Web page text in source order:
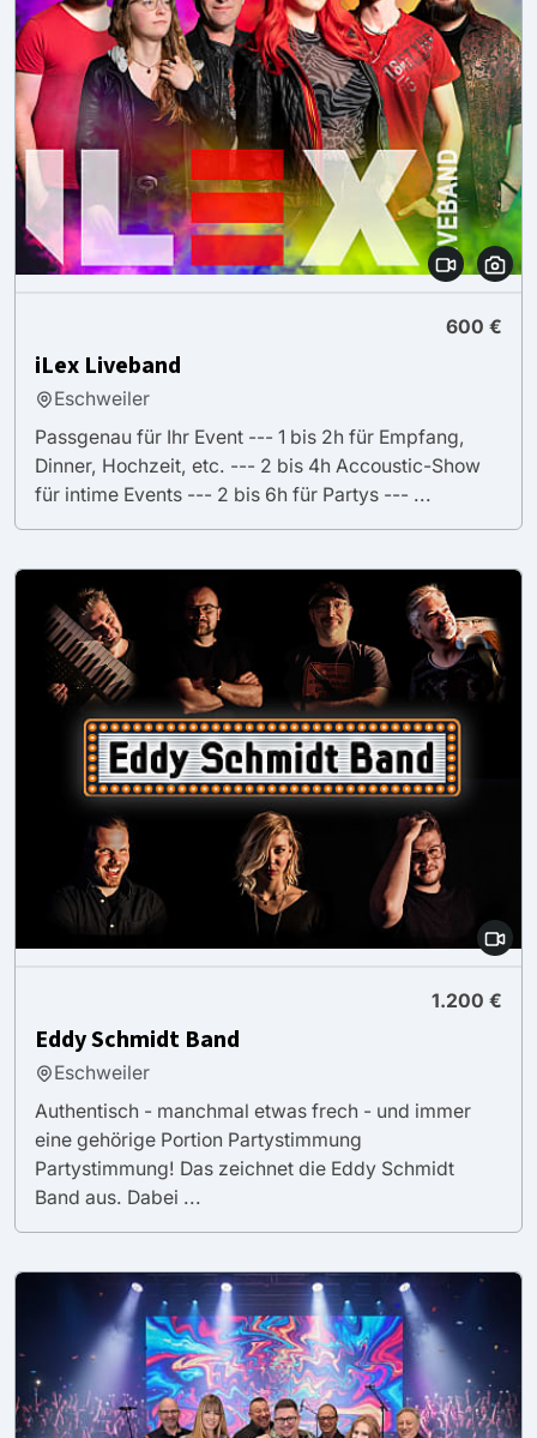
600 €
iLex Liveband
Eschweiler
Passgenau für Ihr Event --- 1 bis 2h für Empfang,
Dinner, Hochzeit, etc. --- 2 bis 4h Accoustic-Show
für intime Events --- 2 bis 6h für Partys --- ...
1.200 €
Eddy Schmidt Band
Eschweiler
Authentisch - manchmal etwas frech - und immer
eine gehörige Portion Partystimmung
Partystimmung! Das zeichnet die Eddy Schmidt
Band aus. Dabei ...